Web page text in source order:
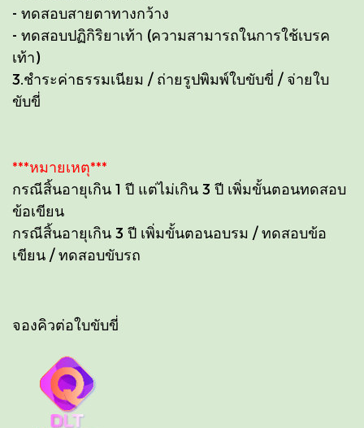
- ทดสอบสายตาทางกว้าง
- ทดสอบปฏิกิริยาเท้า (ความสามารถในการใช้เบรค
เท้า)
3.ชำระค่าธรรมเนียม / ถ่ายรูปพิมพ์ใบขับขี่ / จ่ายใบ
ขับขี่
***หมายเหตุ***
กรณีสิ้นอายุเกิน 1 ปี แต่ไม่เกิน 3 ปี เพิ่มขั้นตอนทดสอบ
ข้อเขียน
กรณีสิ้นอายุเกิน 3 ปี เพิ่มขั้นตอนอบรม / ทดสอบข้อ
เขียน / ทดสอบขับรถ
จองคิวต่อใบขับขี่